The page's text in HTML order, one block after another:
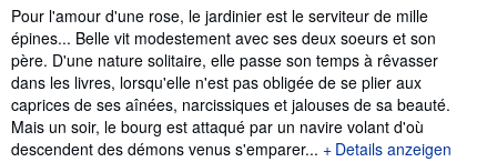
Inhaltsangabe
Pour l'amour d'une rose, le jardinier est le serviteur de mille
épines... Belle vit modestement avec ses deux soeurs et son
père. D'une nature solitaire, elle passe son temps à rêvasser
dans les livres, lorsqu'elle n'est pas obligée de se plier aux
caprices de ses aînées, narcissiques et jalouses de sa beauté.
Mais un soir, le bourg est attaqué par un navire volant d'où
descendent des démons venus s'emparer...
Details anzeigen